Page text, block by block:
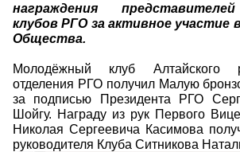
награждения
клубов РГО за активное участие
Общества.
Молодёжный клуб Алтайского
отделения РГО получил Малую
за подписью Президента РГО
Шойгу. Награду из рук Первого
Николая Сергеевича Касимова
руководителя Клуба Ситникова